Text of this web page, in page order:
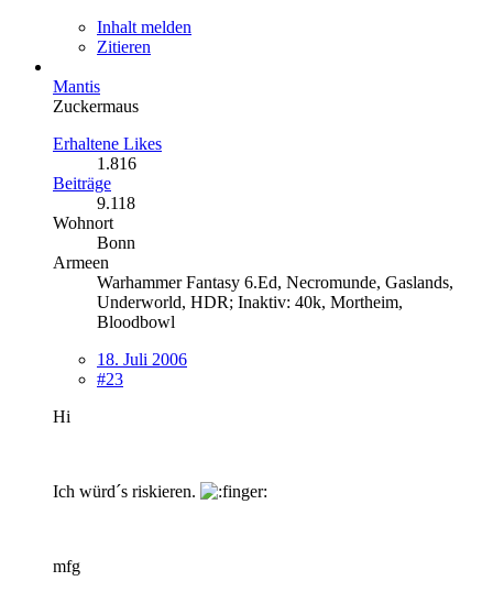
Inhalt melden
Zitieren
Mantis
Zuckermaus
Erhaltene Likes
1.816
Beiträge
9.118
Wohnort
Bonn
Armeen
Warhammer Fantasy 6.Ed, Necromunde, Gaslands,
Underworld, HDR; Inaktiv: 40k, Mortheim,
Bloodbowl
18. Juli 2006
#23
Hi
Ich würd´s riskieren.
mfg